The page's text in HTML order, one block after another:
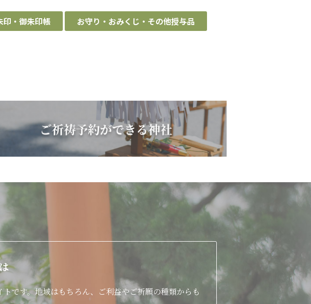
印・御朱印帳
お守り・おみくじ・その他授与品
です。地域はもちろん、ご利益やご祈願の種類からも